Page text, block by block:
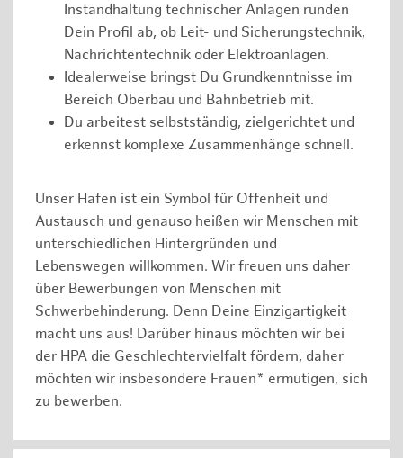
Instandhaltung technischer Anlagen runden
Dein Profil ab, ob Leit- und Sicherungstechnik,
Nachrichtentechnik oder Elektroanlagen.
Idealerweise bringst Du Grundkenntnisse im
Bereich Oberbau und Bahnbetrieb mit.
Du arbeitest selbstständig, zielgerichtet und
erkennst komplexe Zusammenhänge schnell.
Unser Hafen ist ein Symbol für Offenheit und
Austausch und genauso heißen wir Menschen mit
unterschiedlichen Hintergründen und
Lebenswegen willkommen. Wir freuen uns daher
über Bewerbungen von Menschen mit
Schwerbehinderung. Denn Deine Einzigartigkeit
macht uns aus! Darüber hinaus möchten wir bei
der HPA die Geschlechtervielfalt fördern, daher
möchten wir insbesondere Frauen* ermutigen, sich
zu bewerben.